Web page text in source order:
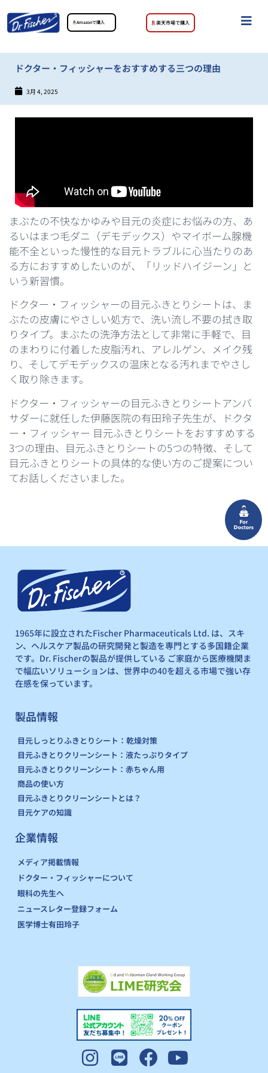
Amazonで購入 楽天市場で購入
ドクター・フィッシャーをおすすめする三つの理由
3月 4, 2025
まぶたの不快なかゆみや目元の炎症にお悩みの方、あ
るいはまつ毛ダニ（デモデックス）やマイボーム腺機
能不全といった慢性的な目元トラブルに心当たりのあ
る方におすすめしたいのが、「リッドハイジーン」と
いう新習慣。
ドクター・フィッシャーの目元ふきとりシートは、ま
ぶたの皮膚にやさしい処方で、洗い流し不要の拭き取
りタイプ。まぶたの洗浄方法として非常に手軽で、目
のまわりに付着した皮脂汚れ、アレルゲン、メイク残
り、そしてデモデックスの温床となる汚れまでやさし
く取り除きます。
ドクター・フィッシャーの目元ふきとりシートアンバ
サダーに就任した伊藤医院の有田玲子先生が、ドクタ
ー・フィッシャー 目元ふきとりシートをおすすめする
3つの理由、目元ふきとりシートの5つの特徴、そして
目元ふきとりシートの具体的な使い方のご提案につい
てお話しくださいました。
1965年に設立されたFischer Pharmaceuticals Ltd. は、スキ
ン、ヘルスケア製品の研究開発と製造を専門とする多国籍企業
です。Dr. Fischerの製品が提供している ご家庭から医療機関ま
で幅広いソリューションは、世界中の40を超える市場で強い存
在感を保っています。
製品情報
目元しっとりふきとりシート：乾燥対策
目元ふきとりクリーンシート：液たっぷりタイプ
目元ふきとりクリーンシート：赤ちゃん用
商品の使い方
目元ふきとりクリーンシートとは？
目元ケアの知識
企業情報
メディア掲載情報
ドクター・フィッシャーについて
眼科の先生へ
ニュースレター登録フォーム
医学博士有田玲子